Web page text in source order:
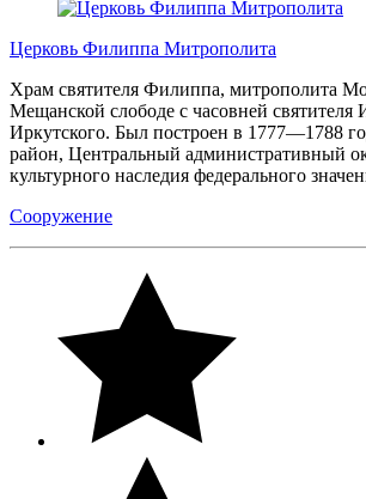
Церковь Филиппа Митрополита
Храм святителя Филиппа, митрополита
Мещанской слободе с часовней святителя
Иркутского. Был построен в 1777—1788
район, Центральный административный
культурного наследия федерального
Сооружение